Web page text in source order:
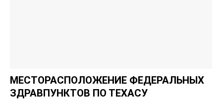
МЕСТОРАСПОЛОЖЕНИЕ ФЕДЕРАЛЬНЫХ
ЗДРАВПУНКТОВ ПО ТЕХАСУ